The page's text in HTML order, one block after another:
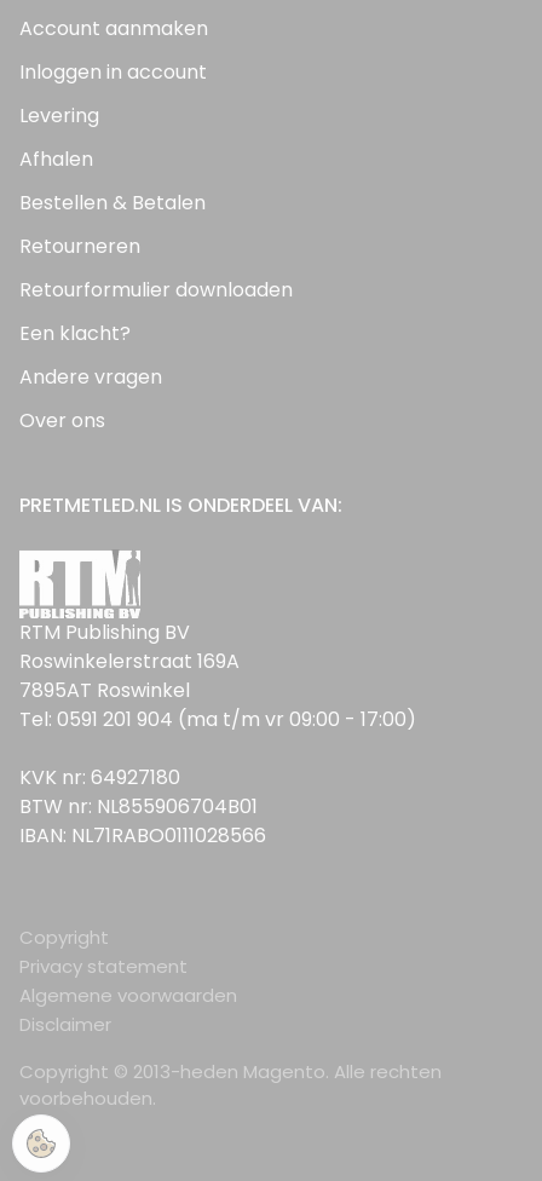
Account aanmaken
Inloggen in account
Levering
Afhalen
Bestellen & Betalen
Retourneren
Retourformulier downloaden
Een klacht?
Andere vragen
Over ons
PRETMETLED.NL IS ONDERDEEL VAN:
RTM Publishing BV
Roswinkelerstraat 169A
7895AT Roswinkel
Tel: 0591 201 904 (ma t/m vr 09:00 - 17:00)
KVK nr: 64927180
BTW nr: NL855906704B01
IBAN: NL71RABO0111028566
Copyright © 2013-heden Magento. Alle rechten
voorbehouden.
Copyright
Privacy statement
Algemene voorwaarden
Disclaimer